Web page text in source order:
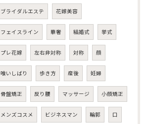
ブライダルエステ 花嫁美容
フェイスライン 華奢 結婚式 挙式
プレ花嫁 左右非対称 対称 顔
喰いしばり 歩き方 産後 妊婦
骨盤矯正 反り腰 マッサージ 小顔矯正
メンズコスメ ビジネスマン 輪郭 口